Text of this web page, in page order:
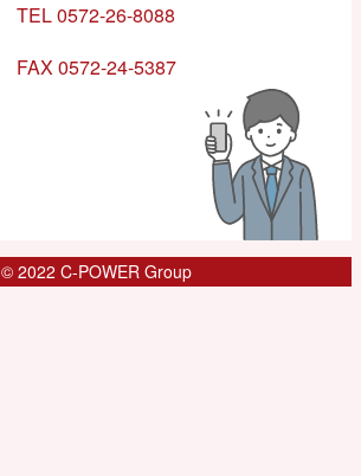
TEL 0572-26-8088
FAX 0572-24-5387
© 2022 C-POWER Group